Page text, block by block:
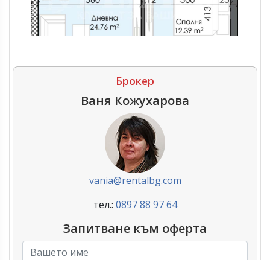
Брокер
Ваня Кожухарова
vania@rentalbg.com
тел.: 0897 88 97 64
Запитване към оферта